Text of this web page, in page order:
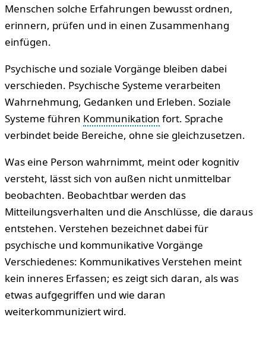
Menschen solche Erfahrungen bewusst ordnen,
erinnern, prüfen und in einen Zusammenhang
einfügen.
Psychische und soziale Vorgänge bleiben dabei
verschieden. Psychische Systeme verarbeiten
Wahrnehmung, Gedanken und Erleben. Soziale
Systeme führen Kommunikation fort. Sprache
verbindet beide Bereiche, ohne sie gleichzusetzen.
Was eine Person wahrnimmt, meint oder kognitiv
versteht, lässt sich von außen nicht unmittelbar
beobachten. Beobachtbar werden das
Mitteilungsverhalten und die Anschlüsse, die daraus
entstehen. Verstehen bezeichnet dabei für
psychische und kommunikative Vorgänge
Verschiedenes: Kommunikatives Verstehen meint
kein inneres Erfassen; es zeigt sich daran, als was
etwas aufgegriffen und wie daran
weiterkommuniziert wird.